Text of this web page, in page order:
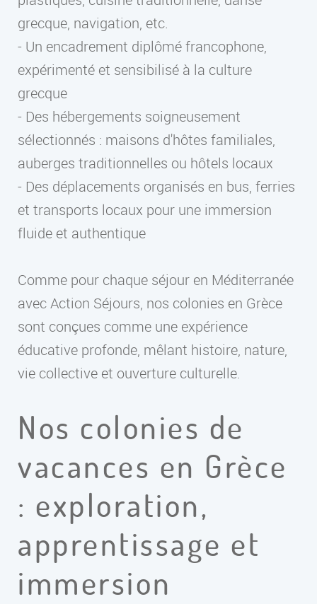
grecque, navigation, etc.
- Un encadrement diplômé francophone,
expérimenté et sensibilisé à la culture
grecque
- Des hébergements soigneusement
sélectionnés : maisons d'hôtes familiales,
auberges traditionnelles ou hôtels locaux
- Des déplacements organisés en bus, ferries
et transports locaux pour une immersion
fluide et authentique
Comme pour chaque séjour en Méditerranée
avec Action Séjours, nos colonies en Grèce
sont conçues comme une expérience
éducative profonde, mêlant histoire, nature,
vie collective et ouverture culturelle.
Nos colonies de
vacances en Grèce
: exploration,
apprentissage et
immersion